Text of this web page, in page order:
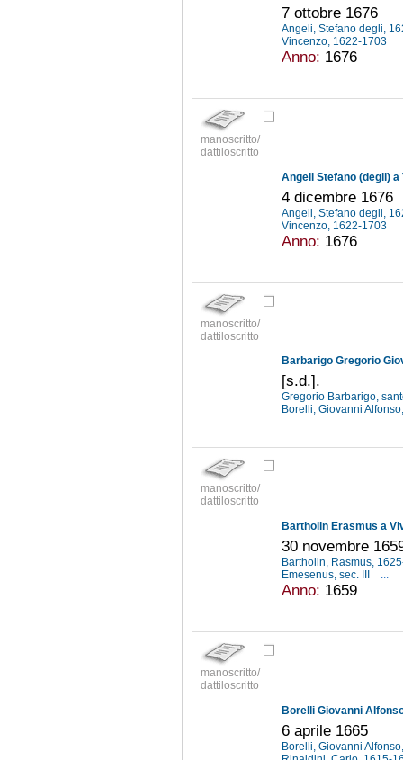
7 ottobre 1676
Angeli, Stefano degli,
Vincenzo, 1622-1703
Anno: 1676
manoscritto/
dattiloscritto
Angeli Stefano (degli)
4 dicembre 1676
Angeli, Stefano degli,
Vincenzo, 1622-1703
Anno: 1676
manoscritto/
dattiloscritto
[s.d.].
Gregorio Barbarigo,
Borelli, Giovanni
manoscritto/
dattiloscritto
Bartholin Erasmus a
30 novembre
Bartholin, Rasmus,
Emesenus, sec. III
...
Anno: 1659
manoscritto/
dattiloscritto
Borelli Giovanni
6 aprile 1665
Borelli, Giovanni